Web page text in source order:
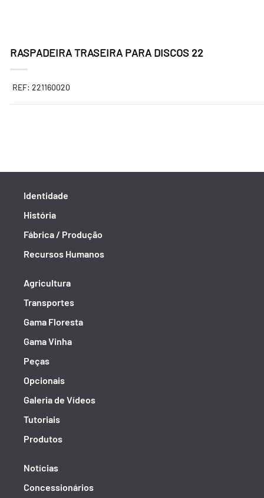
RASPADEIRA TRASEIRA PARA DISCOS 22
REF: 221160020
Identidade
História
Fábrica / Produção
Recursos Humanos
Agricultura
Transportes
Gama Floresta
Gama Vinha
Peças
Opcionais
Galeria de Vídeos
Tutoriais
Produtos
Notícias
Concessionários